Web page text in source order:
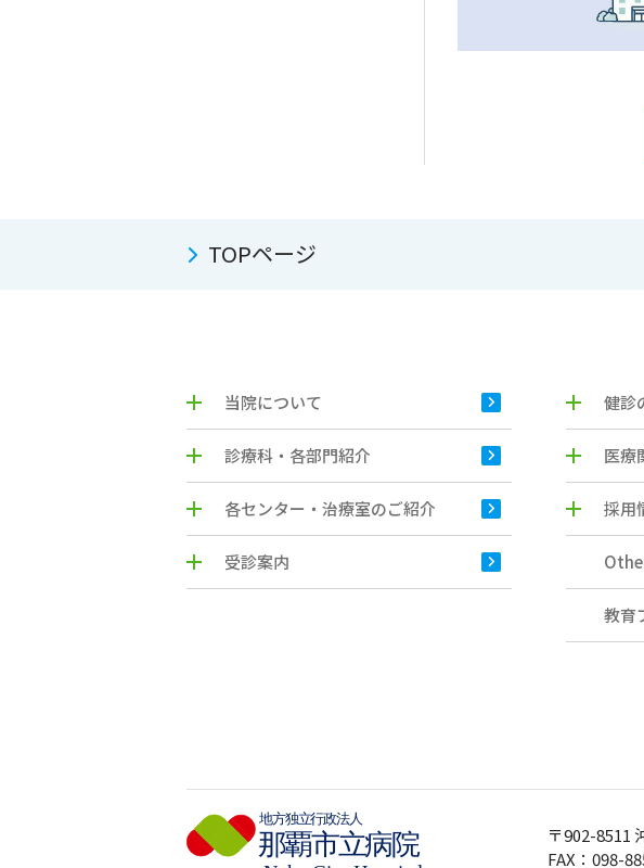
TOPページ
当院について
診療科・各部門紹介
各センター・治療室のご紹介
受診案内
健診
医療
採用
教育
〒902-8511
FAX：098-